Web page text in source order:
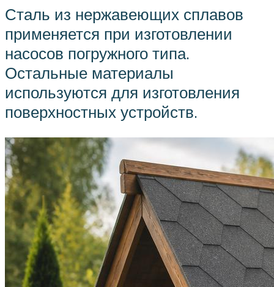
Сталь из нержавеющих сплавов
применяется при изготовлении
насосов погружного типа.
Остальные материалы
используются для изготовления
поверхностных устройств.